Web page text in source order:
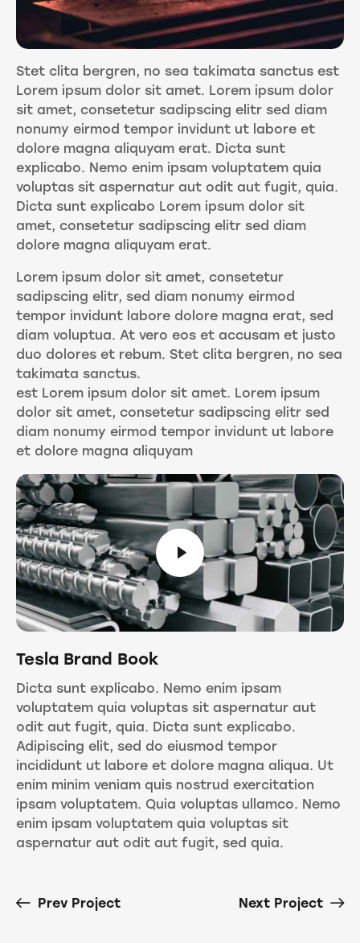
Stet clita bergren, no sea takimata sanctus est
Lorem ipsum dolor sit amet. Lorem ipsum dolor
sit amet, consetetur sadipscing elitr sed diam
nonumy eirmod tempor invidunt ut labore et
dolore magna aliquyam erat. Dicta sunt
explicabo. Nemo enim ipsam voluptatem quia
voluptas sit aspernatur aut odit aut fugit, quia.
Dicta sunt explicabo Lorem ipsum dolor sit
amet, consetetur sadipscing elitr sed diam
dolore magna aliquyam erat.
Lorem ipsum dolor sit amet, consetetur
sadipscing elitr, sed diam nonumy eirmod
tempor invidunt labore dolore magna erat, sed
diam voluptua. At vero eos et accusam et justo
duo dolores et rebum. Stet clita bergren, no sea
takimata sanctus.
est Lorem ipsum dolor sit amet. Lorem ipsum
dolor sit amet, consetetur sadipscing elitr sed
diam nonumy eirmod tempor invidunt ut labore
et dolore magna aliquyam
Tesla Brand Book
Dicta sunt explicabo. Nemo enim ipsam
voluptatem quia voluptas sit aspernatur aut
odit aut fugit, quia. Dicta sunt explicabo.
Adipiscing elit, sed do eiusmod tempor
incididunt ut labore et dolore magna aliqua. Ut
enim minim veniam quis nostrud exercitation
ipsam voluptatem. Quia voluptas ullamco. Nemo
enim ipsam voluptatem quia voluptas sit
aspernatur aut odit aut fugit, sed quia.
Prev Project Next Project